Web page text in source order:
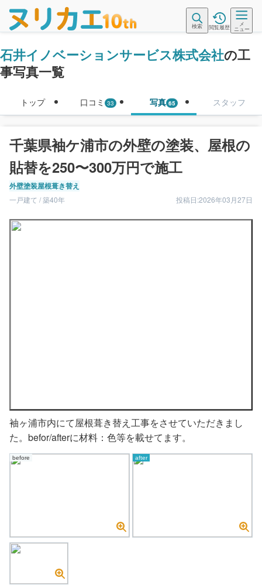
検索 閲覧履歴
メ
ニュー
石井イノベーションサービス株式会社の工
事写真一覧
トップ 口コミ 33 写真 65 スタッフ
千葉県袖ケ浦市の外壁の塗装、屋根の
貼替を250〜300万円で施工
外壁塗装屋根葺き替え
一戸建て / 築40年 投稿日:2026年03月27日
袖ヶ浦市内にて屋根葺き替え工事をさせていただきまし
た。befor/afterに材料：色等を載せてます。
before after